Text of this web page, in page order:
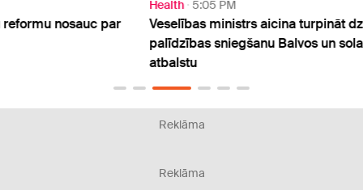
Veselības ministrs aicina turpināt dzemdību
palīdzības sniegšanu Balvos un sola valsts
Reklāma
Reklāma